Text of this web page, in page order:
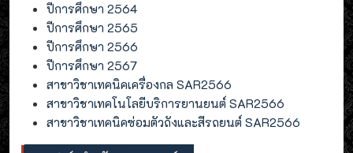
ปีการศึกษา 2564
ปีการศึกษา 2565
ปีการศึกษา 2566
ปีการศึกษา 2567
สาขาวิชาเทคนิคเครื่องกล SAR2566
สาขาวิชาเทคโนโลยีบริการยานยนต์ SAR2566
สาขาวิชาเทคนิคซ่อมตัวถังและสีรถยนต์ SAR2566